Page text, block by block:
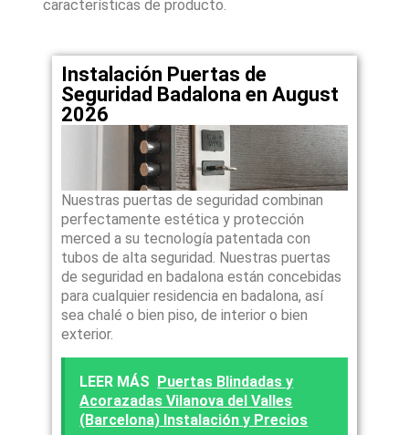
características de producto.
Instalación Puertas de
Seguridad Badalona en August
2026
Nuestras puertas de seguridad combinan
perfectamente estética y protección
merced a su tecnología patentada con
tubos de alta seguridad. Nuestras puertas
de seguridad en badalona están concebidas
para cualquier residencia en badalona, así
sea chalé o bien piso, de interior o bien
exterior.
LEER MÁS
Puertas Blindadas y
Acorazadas Vilanova del Valles
(Barcelona) Instalación y Precios